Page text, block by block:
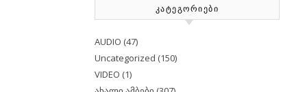
ᲙᲐᲢᲔᲒᲝᲠᲘᲔᲑᲘ
AUDIO (47)
Uncategorized (150)
VIDEO (1)